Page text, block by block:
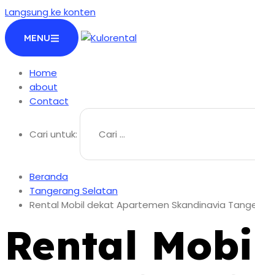
Langsung ke konten
MENU
Home
about
Contact
Cari untuk:
Beranda
Tangerang Selatan
Rental Mobil dekat Apartemen Skandinavia
Rental